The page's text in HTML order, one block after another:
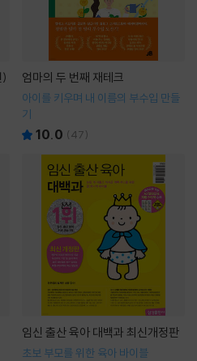
엄마의 두 번째 재테크
아이를 키우며 내 이름의 부수입 만들
기
10.0 (47)
임신 출산 육아 대백과 최신개정판
초보 부모를 위한 육아 바이블